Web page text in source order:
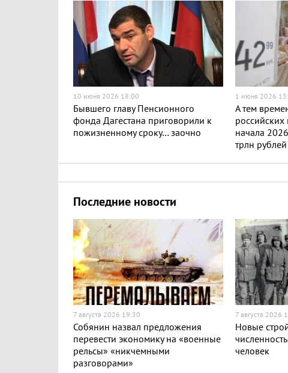
10 июня 2026 18:00
Бывшего главу Пенсионного
фонда Дагестана приговорили к
пожизненному сроку… заочно
1 июня 2026
А тем
начала
трлн рублей
Последние новости
7 августа 2026 19:30
Собянин назвал предложения
перевести экономику на «военные
рельсы» «никчемными
разговорами»
7 августа 2026
Новые
человек